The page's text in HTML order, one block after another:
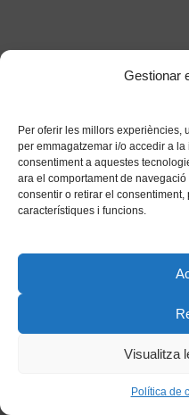
Gestionar
Per oferir les millors experiències,
per emmagatzemar i/o accedir a
consentiment a aquestes
ara el comportament de
consentir o retirar el
característiques i funcions.
Visualitza
Política de